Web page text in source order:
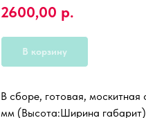
2600,00 р.
В корзину
В сборе, готовая, москитная
мм (Высота:Ширина габарит)